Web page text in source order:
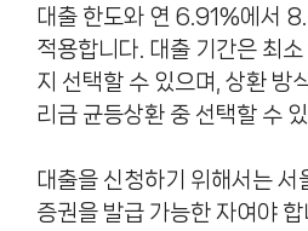
대출 한도와 연 6.91%에서
적용합니다. 대출 기간은 최
지 선택할 수 있으며, 상환 방
리금 균등상환 중 선택할 수
대출을 신청하기 위해서는 서
증권을 발급 가능한 자여야 합